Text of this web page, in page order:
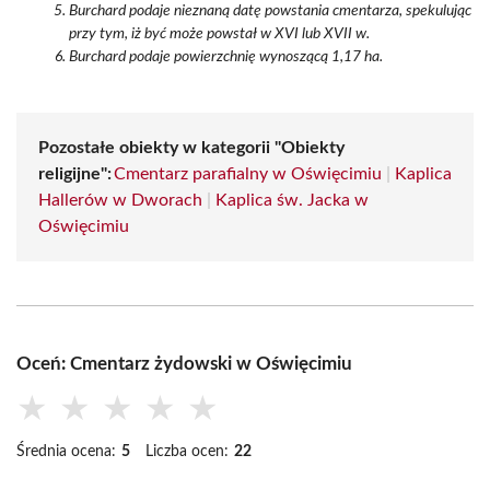
Burchard podaje nieznaną datę powstania cmentarza, spekulując
przy tym, iż być może powstał w XVI lub XVII w.
Burchard podaje powierzchnię wynoszącą 1,17 ha.
Pozostałe obiekty w kategorii "Obiekty
religijne":Cmentarz parafialny w Oświęcimiu
Kaplica
Hallerów w Dworach
Kaplica św. Jacka w
Oświęcimiu
Oceń: Cmentarz żydowski w Oświęcimiu
★ ★ ★ ★ ★
Średnia ocena: 5 Liczba ocen: 22